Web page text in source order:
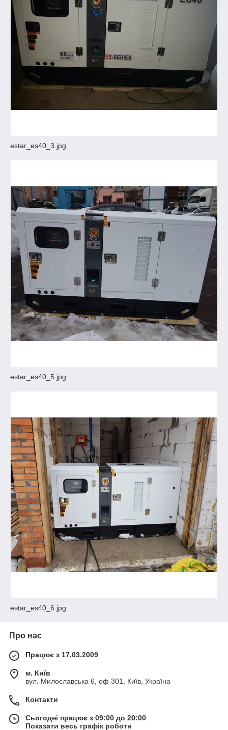
estar_es40_3.jpg
estar_es40_5.jpg
estar_es40_6.jpg
Про нас
Працює з 17.03.2009
м. Київ
вул. Милославська 6, оф 301, Київ, Україна
Контакти
Сьогодні працює з 09:00 до 20:00
Показати весь графік роботи